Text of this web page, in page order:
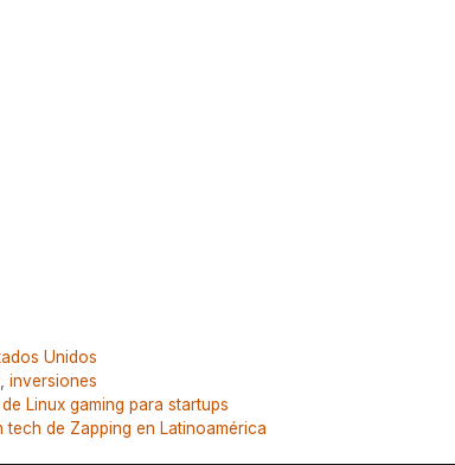
Unidos
inversiones
Linux gaming para startups
de Zapping en Latinoamérica